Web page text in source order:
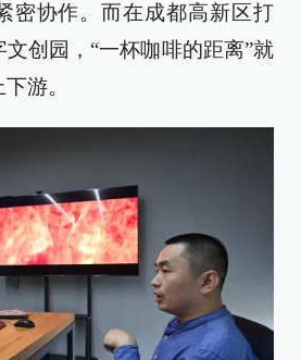
密协作。而在成都高新区打
创园，“一杯咖啡的距离”就
游。